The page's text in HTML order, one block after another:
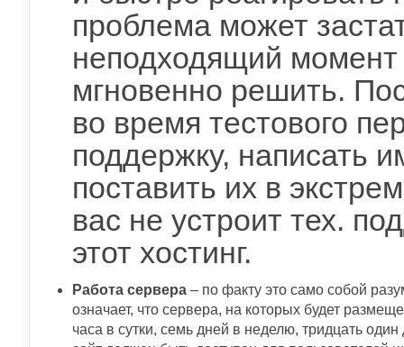
проблема может
неподходящий момент
мгновенно решить.
во время тестового
поддержку, написать
поставить их в
вас не устроит тех.
этот хостинг.
Работа сервера – по факту это само собой
означает, что сервера, на которых будет
часа в сутки, семь дней в неделю, тридцать